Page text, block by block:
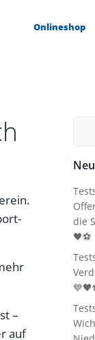
Onlineshop
–
auf
die
🖤⚽